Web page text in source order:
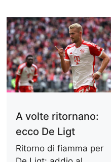
A volte ritornano:
ecco De Ligt
Ritorno di fiamma per